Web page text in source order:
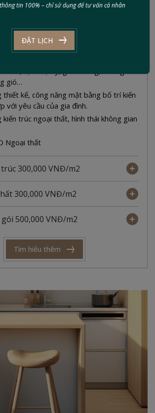
70,000 VNĐ/m2
gió…
kế, công năng mặt bằng bố trí kiến
với yêu cầu của gia đình.
trúc ngoại thất, hình thái không gian
Ngoại thất
300,000 VNĐ/m2
300,000 VNĐ/m2
500,000 VNĐ/m2
Tìm hiểu thêm
tin 100% – chỉ sử dụng để tư vấn cá nhân
ĐẶT LỊCH